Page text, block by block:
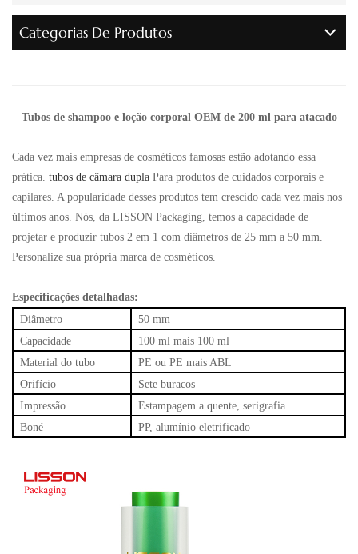
Categorias De Produtos
Tubos de shampoo e loção corporal OEM de 200 ml para atacado
Cada vez mais empresas de cosméticos famosas estão adotando essa
prática. tubos de câmara dupla Para produtos de cuidados corporais e
capilares. A popularidade desses produtos tem crescido cada vez mais nos
últimos anos. Nós, da LISSON Packaging, temos a capacidade de
projetar e produzir tubos 2 em 1 com diâmetros de 25 mm a 50 mm.
Personalize sua própria marca de cosméticos.
Especificações detalhadas:
Diâmetro
50 mm
Capacidade
100 ml mais 100 ml
Material do tubo
PE ou PE mais ABL
Orifício
Sete buracos
Impressão
Estampagem a quente, serigrafia
Boné
PP, alumínio eletrificado